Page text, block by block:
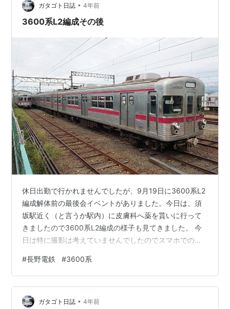
ていくのかって思うと ワクワクしてなりません。 本拠地
の…
ガタゴト日誌 • 4年前
3600系L2編成その後
休日出勤で行かれませんでしたが、9月19日に3600系L2
編成解体前の最後会イベントがありました。今日は、須
坂駅近く（と言うか駅内）に皮膚科へ薬を貰いに行って
きましたので3600系L2編成の様子も見てきました。 今
日は特に撮影は考えていませんでしたのでスマホでの撮
の第2工場（車輪転削場の庫）の前に移動していました。
解体はこの秋という事ですが、車輪転削する線に入って
いますので、次に車輪転削する車両が来る時までには動
きがありそうです。仮に解体はせずとも車輪転削を行う
#長野電鉄 #3600系
ガタゴト日誌 • 4年前